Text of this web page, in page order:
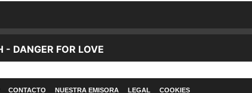
CONTACTO NUESTRA EMISORA LEGAL COOKIES